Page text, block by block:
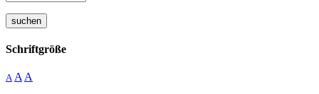
suchen
Schriftgröße
A A A